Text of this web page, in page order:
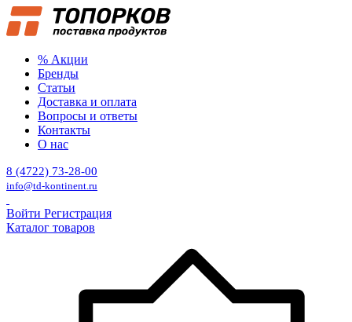
% Акции
Бренды
Статьи
Доставка и оплата
Вопросы и ответы
Контакты
О нас
8 (4722) 73-28-00
info@td-kontinent.ru
Войти Регистрация
Каталог товаров